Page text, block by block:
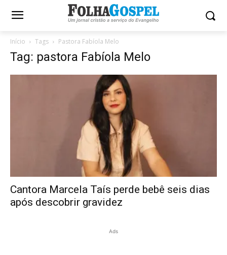
Início Tags Pastora Fabíola Melo
Tag: pastora Fabíola Melo
Cantora Marcela Taís perde bebê seis dias
após descobrir gravidez
Ads